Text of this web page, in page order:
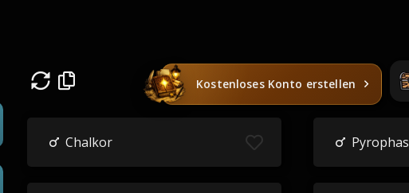
Kostenloses Konto erstellen
Chalkor Pyrophas